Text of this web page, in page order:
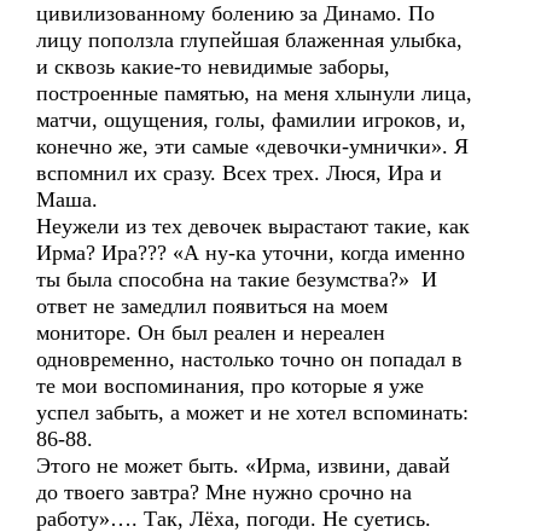
цивилизованному болению за Динамо. По
лицу поползла глупейшая блаженная улыбка,
и сквозь какие-то невидимые заборы,
построенные памятью, на меня хлынули лица,
матчи, ощущения, голы, фамилии игроков, и,
конечно же, эти самые «девочки-умнички». Я
вспомнил их сразу. Всех трех. Люся, Ира и
Маша.
Неужели из тех девочек вырастают такие, как
Ирма? Ира??? «А ну-ка уточни, когда именно
ты была способна на такие безумства?» И
ответ не замедлил появиться на моем
мониторе. Он был реален и нереален
одновременно, настолько точно он попадал в
те мои воспоминания, про которые я уже
успел забыть, а может и не хотел вспоминать:
86-88.
Этого не может быть. «Ирма, извини, давай
до твоего завтра? Мне нужно срочно на
работу»…. Так, Лёха, погоди. Не суетись.